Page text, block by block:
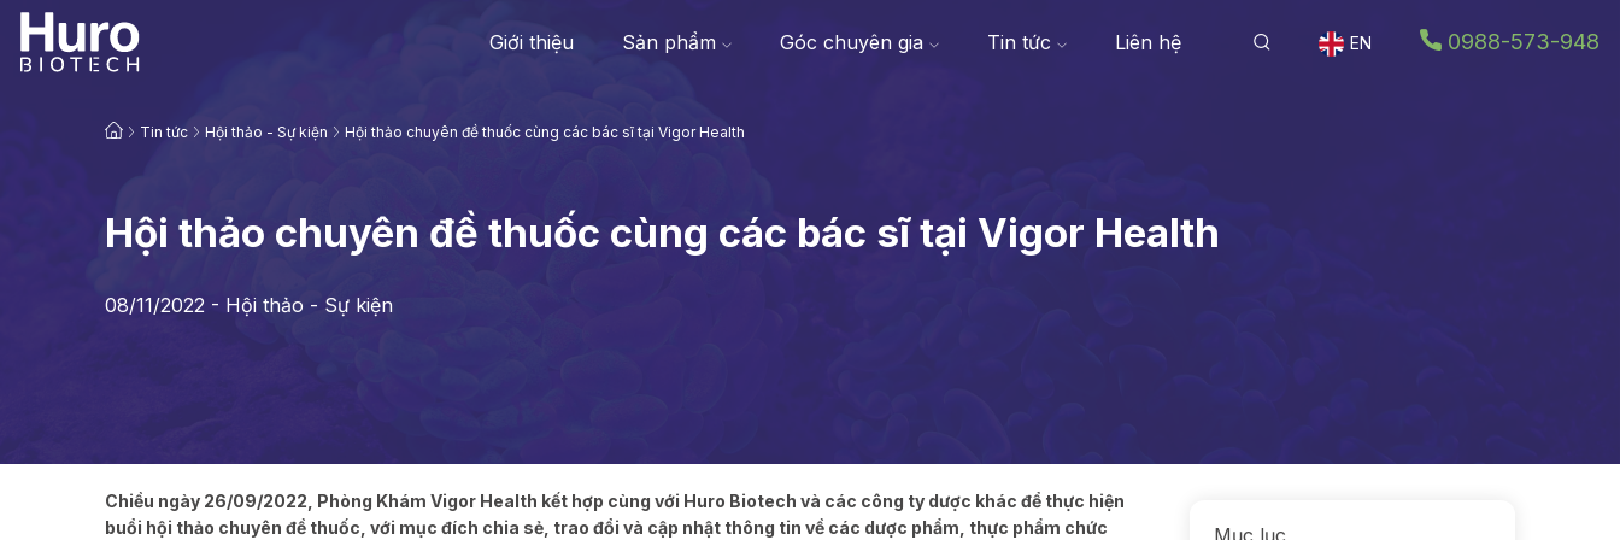
Giới thiệu Sản phẩm Góc chuyên gia Tin tức Liên hệ EN 0988-573-948
Tin tức Hội thảo - Sự kiện Hội thảo chuyên đề thuốc cùng các bác sĩ tại Vigor Health
Hội thảo chuyên đề thuốc cùng các bác sĩ tại Vigor Health
08/11/2022 - Hội thảo - Sự kiện
Chiều ngày 26/09/2022, Phòng Khám Vigor Health kết hợp cùng với Huro Biotech và các công ty dược khác để thực hiện
buổi hội thảo chuyên đề thuốc, với mục đích chia sẻ, trao đổi và cập nhật thông tin về các dược phẩm, thực phẩm chức
Mục lục